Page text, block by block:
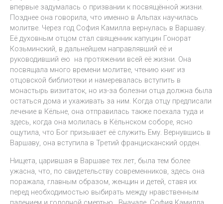
впервые задумалась о призвании к посвящённой жизни.
Позднее она говорила, что именно в Альпах научилась
молитве. Через год София Камилла вернулась в Варшаву.
Её духовным отцом стал священник капуцин Гонорат
Козьминский, в дальнейшем направлявший её и
руководивший ею на протяжении всей её жизни. Она
посвящала много времени молитве, чтению книг из
отцовской библиотеки и намеревалась вступить в
монастырь визитаток, но из-за болезни отца должна была
остаться дома и ухаживать за ним. Когда отцу предписали
лечение в Кёльне, она отправилась также поехала туда и
здесь, когда она молилась в Кёльнском соборе, ясно
ощутила, что Бог призывает её служить Ему. Вернувшись в
Варшаву, она вступила в Третий францисканский орден.
Нищета, царившая в Варшаве тех лет, была тем более
ужасна, что, по свидетельству современников, здесь она
поражала, главным образом, женщин и детей, ставя их
перед необходимостью выбирать между нравственным